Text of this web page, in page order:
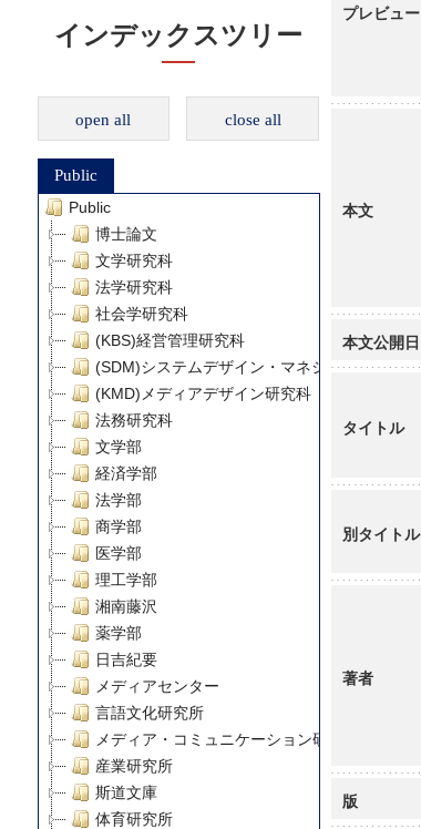
インデックスツリー
open all close all
Public
Public
博士論文
文学研究科
法学研究科
社会学研究科
(KBS)経営管理研究科
(SDM)システムデザイン・マネジメント研究科
(KMD)メディアデザイン研究科
法務研究科
文学部
経済学部
法学部
商学部
医学部
理工学部
湘南藤沢
薬学部
日吉紀要
メディアセンター
言語文化研究所
メディア・コミュニケーション研究所
産業研究所
斯道文庫
体育研究所
プレビュー
本文
本文公開日
タイトル
別タイトル
著者
版